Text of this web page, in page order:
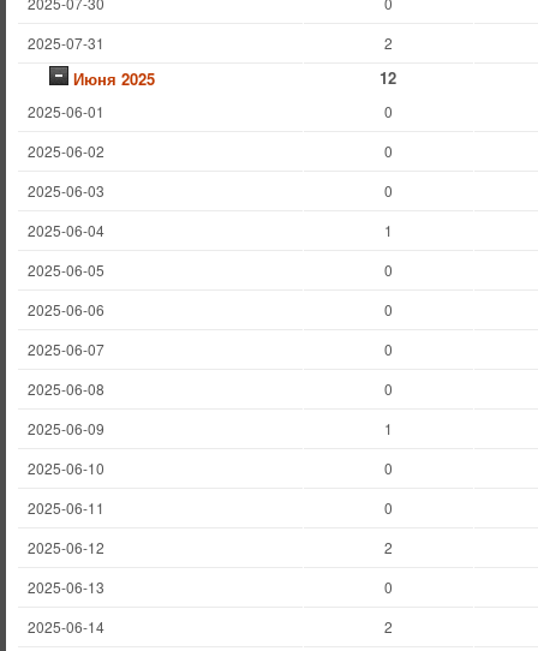
2025-07-31
2
Июня 2025 12
2025-06-01
0
2025-06-02
0
2025-06-03
0
2025-06-04
1
2025-06-05
0
2025-06-06
0
2025-06-07
0
2025-06-08
0
2025-06-09
1
2025-06-10
0
2025-06-11
0
2025-06-12
2
2025-06-13
0
2025-06-14
2